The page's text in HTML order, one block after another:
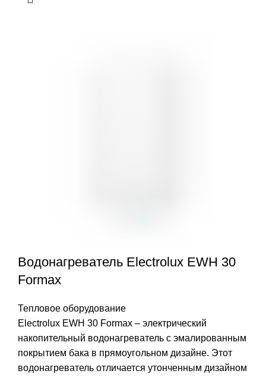
Водонагреватель Electrolux EWH 30
Formax
Тепловое оборудование
Electrolux EWH 30 Formax – электрический
накопительный водонагреватель с эмалированным
покрытием бака в прямоугольном дизайне. Этот
водонагреватель отличается утонченным дизайном